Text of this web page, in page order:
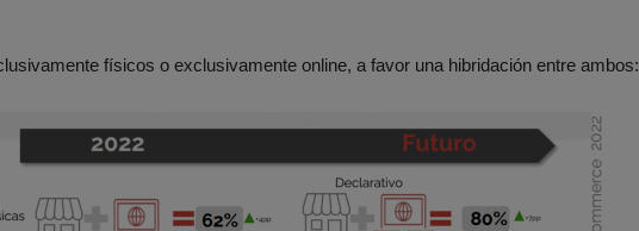
físicos o exclusivamente online, a favor una hibridación entre ambos: